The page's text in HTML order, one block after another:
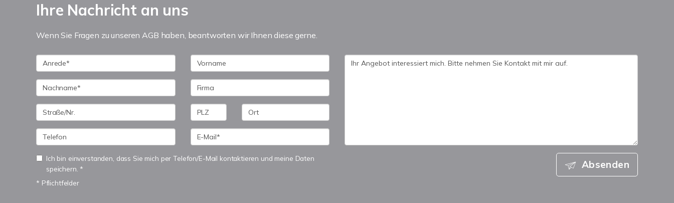
Ihre Nachricht an uns
Wenn Sie Fragen zu unseren AGB haben, beantworten wir Ihnen diese gerne.
Ich bin einverstanden, dass Sie mich per Telefon/E-Mail kontaktieren und meine Daten
speichern. *
* Pflichtfelder
Absenden